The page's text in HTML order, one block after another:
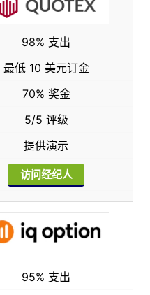
98% 支出
最低 10 美元订金
70% 奖金
5/5 评级
提供演示
访问经纪人
95% 支出